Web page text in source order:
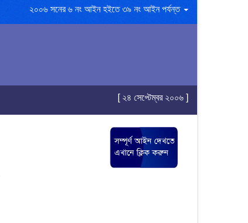
২০০৬ সনের ৬ নং আইন হইতে ৩৯ নং আইন পর্যন্ত
[ ২৪ সেপ্টেম্বর ২০০৬ ]